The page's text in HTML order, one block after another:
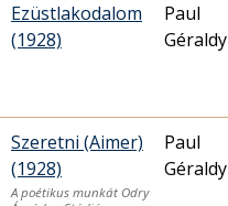
Ezüstlakodalom
(1928)
Paul
Géraldy
Szeretni (Aimer)
(1928)
A poétikus munkát Odry
Paul
Géraldy